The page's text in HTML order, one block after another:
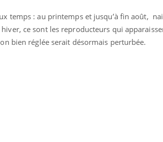
temps : au printemps et jusqu’à fin août,
ce sont les reproducteurs qui
bien réglée serait désormais perturbée.
symptômes de la
ce qui la rend
reste entourée d'idées
patients comme parfois